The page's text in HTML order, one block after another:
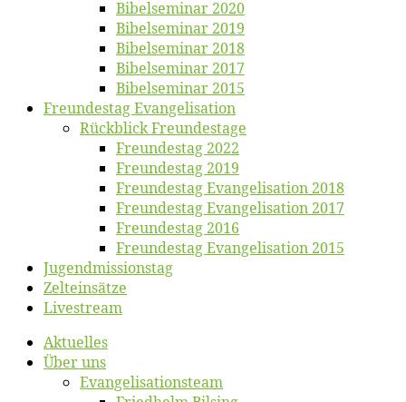
Bi­bel­se­mi­nar 2020
Bi­bel­se­mi­nar 2019
Bi­bel­se­mi­nar 2018
Bibelsemi­nar 2017
Bibelsemi­nar 2015
Freun­des­tag Evangelisation
Rück­blick Freundestage
Freun­des­tag 2022
Freun­des­tag 2019
Freun­des­tag Evan­ge­li­sa­ti­on 2018
Freun­des­tag Evan­ge­li­sa­ti­on 2017
Freun­des­tag 2016
Freun­des­tag Evan­ge­li­sa­ti­on 2015
Jugend­mis­sions­tag
Zelt­ein­sät­ze
Live­stream
Ak­tu­el­les
Über uns
Evangelisa­tions­team